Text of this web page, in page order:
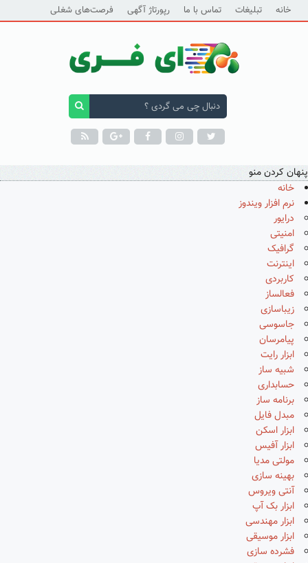
خانه تبلیغات تماس با ما رپورتاژ آگهی فرصت‌های شغلی
پنهان کردن منو
خانه
نرم افزار ویندوز
درایور
امنیتی
گرافیک
اینترنت
کاربردی
فعالساز
زیباسازی
جاسوسی
پیامرسان
ابزار رایت
شبیه ساز
حسابداری
برنامه ساز
مبدل فایل
ابزار اسکن
ابزار آفیس
مولتی مدیا
بهینه سازی
آنتی ویروس
ابزار بک آپ
ابزار مهندسی
ابزار موسیقی
فشرده سازی